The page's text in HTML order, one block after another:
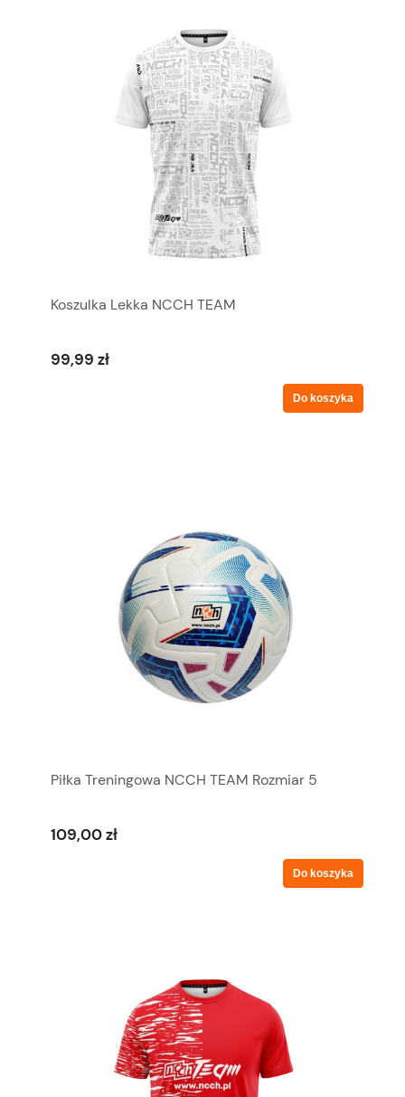
Koszulka Lekka NCCH TEAM
99,99 zł
Do koszyka
Piłka Treningowa NCCH TEAM Rozmiar 5
109,00 zł
Do koszyka